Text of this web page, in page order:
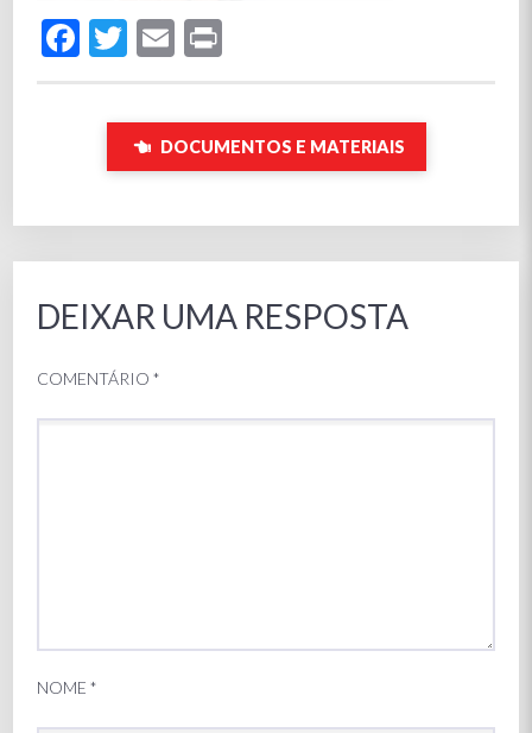
Facebook
Twitter
Email
DOCUMENTOS E MATERIAIS
DEIXAR UMA RESPOSTA
COMENTÁRIO*
NOME*